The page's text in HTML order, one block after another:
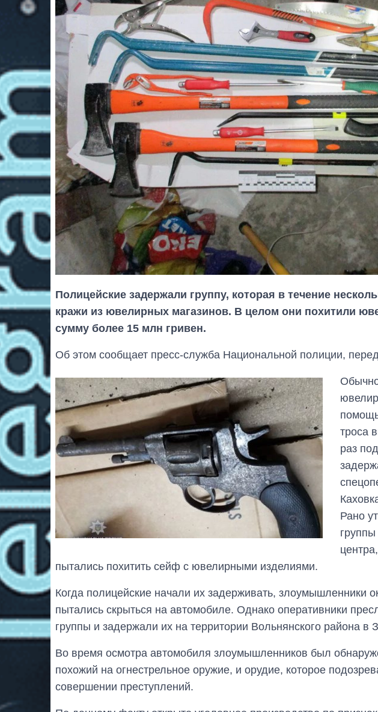
Полицейские задержали группу, которая в течение
кражи из ювелирных магазинов. В целом они похитили
сумму более 15 млн гривен.
Об этом сообщает пресс-служба Национальной полиции,
троса
раз
Рано
группы
пытались похитить сейф с ювелирными изделиями.
Когда полицейские начали их задерживать, злоумышленники
пытались скрыться на автомобиле. Однако оперативники
группы и задержали их на территории Вольнянского района в
Во время осмотра автомобиля злоумышленников был
похожий на огнестрельное оружие, и орудие, которое
совершении преступлений.